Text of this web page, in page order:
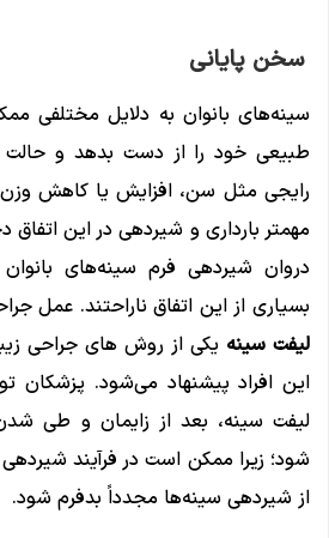
سخن پایانی
سینه‌‌های بانوان به دلایل مختلفی
طبیعی خود را از دست بدهد و حالت
رایجی مثل سن، افزایش یا کاهش
مهمتر بارداری و شیردهی در این اتفاق
دروان شیردهی فرم سینه‌های
بسیاری از این اتفاق ناراحتند. عمل
لیفت سینه یکی از روش های جراحی
این افراد پیشنهاد می‌شود. پزشکان
لیفت سینه، بعد از زایمان و طی
شود؛ زیرا ممکن است در فرآیند شیردهی
از شیردهی سینه‌ها مجدداً بدفرم شود.